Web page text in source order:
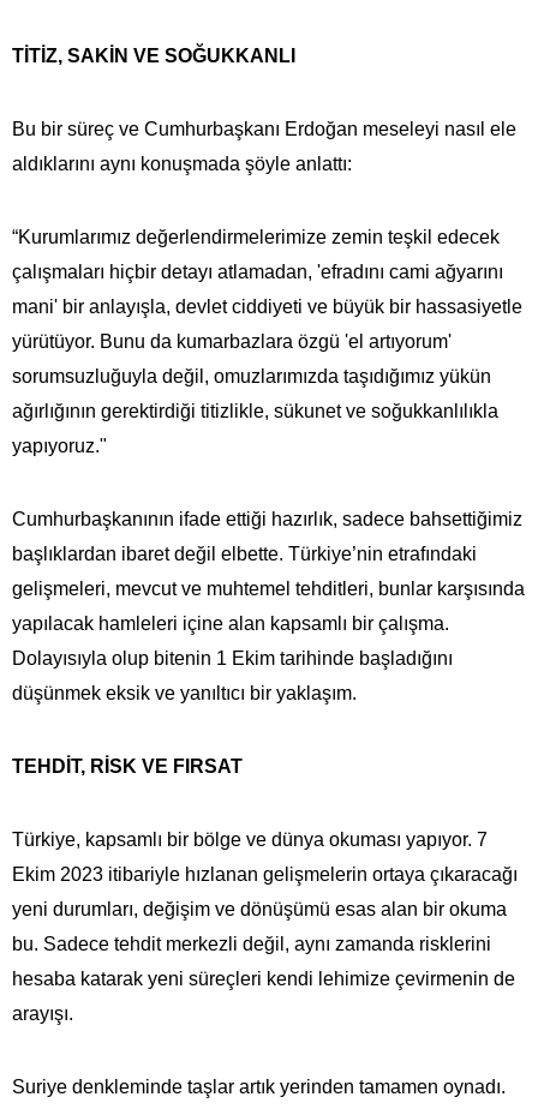
TİTİZ, SAKİN VE SOĞUKKANLI
Bu bir süreç ve Cumhurbaşkanı Erdoğan meseleyi nasıl ele
aldıklarını aynı konuşmada şöyle anlattı:
“Kurumlarımız değerlendirmelerimize zemin teşkil edecek
çalışmaları hiçbir detayı atlamadan, 'efradını cami ağyarını
mani' bir anlayışla, devlet ciddiyeti ve büyük bir hassasiyetle
yürütüyor. Bunu da kumarbazlara özgü 'el artıyorum'
sorumsuzluğuyla değil, omuzlarımızda taşıdığımız yükün
ağırlığının gerektirdiği titizlikle, sükunet ve soğukkanlılıkla
yapıyoruz."
Cumhurbaşkanının ifade ettiği hazırlık, sadece bahsettiğimiz
başlıklardan ibaret değil elbette. Türkiye’nin etrafındaki
gelişmeleri, mevcut ve muhtemel tehditleri, bunlar karşısında
yapılacak hamleleri içine alan kapsamlı bir çalışma.
Dolayısıyla olup bitenin 1 Ekim tarihinde başladığını
düşünmek eksik ve yanıltıcı bir yaklaşım.
TEHDİT, RİSK VE FIRSAT
Türkiye, kapsamlı bir bölge ve dünya okuması yapıyor. 7
Ekim 2023 itibariyle hızlanan gelişmelerin ortaya çıkaracağı
yeni durumları, değişim ve dönüşümü esas alan bir okuma
bu. Sadece tehdit merkezli değil, aynı zamanda risklerini
hesaba katarak yeni süreçleri kendi lehimize çevirmenin de
arayışı.
Suriye denkleminde taşlar artık yerinden tamamen oynadı.